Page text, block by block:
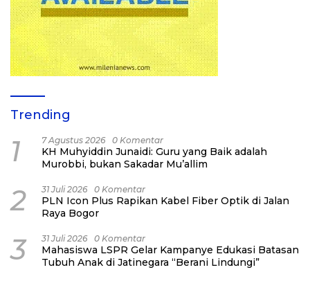
Trending
1 7 Agustus 2026 0 Komentar
KH Muhyiddin Junaidi: Guru yang Baik adalah
Murobbi, bukan Sakadar Mu’allim
2 31 Juli 2026 0 Komentar
PLN Icon Plus Rapikan Kabel Fiber Optik di Jalan
Raya Bogor
3 31 Juli 2026 0 Komentar
Mahasiswa LSPR Gelar Kampanye Edukasi Batasan
Tubuh Anak di Jatinegara “Berani Lindungi”